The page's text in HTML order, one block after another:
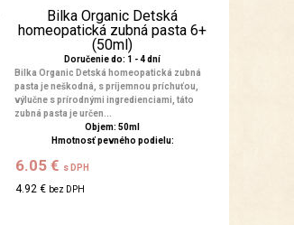
Bilka Organic Detská
homeopatická zubná pasta 6+
(50ml)
Doručenie do: 1 - 4 dní
Bilka Organic Detská homeopatická zubná
pasta je neškodná, s príjemnou príchuťou,
výlučne s prírodnými ingredienciami, táto
zubná pasta je určen...
Objem: 50ml
Hmotnosť pevného podielu:
6.05 € s DPH
4.92 € bez DPH